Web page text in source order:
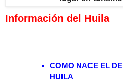
Información del Huila
COMO NACE EL
HUILA